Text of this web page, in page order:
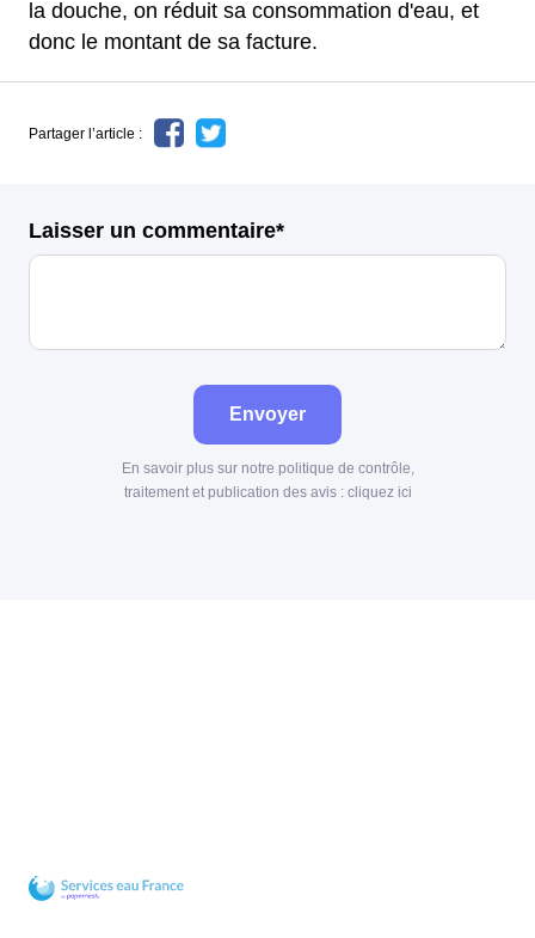
la douche, on réduit sa consommation d'eau, et
donc le montant de sa facture.
Partager l’article :
Laisser un commentaire*
Envoyer
En savoir plus sur notre politique de contrôle,
traitement et publication des avis : cliquez ici